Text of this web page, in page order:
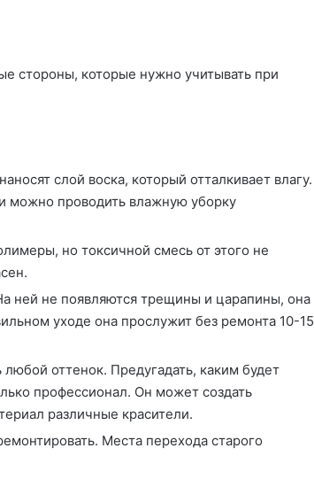
стороны, которые нужно учитывать при
слой воска, который отталкивает влагу.
можно проводить влажную уборку
но токсичной смесь от этого не
ней не появляются трещины и царапины, она
уходе она прослужит без ремонта 10-15
оттенок. Предугадать, каким будет
профессионал. Он может создать
различные красители.
Места перехода старого